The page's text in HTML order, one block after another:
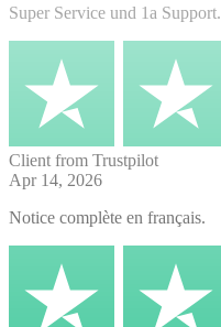
Super Service und 1a Support.
Client from Trustpilot
Apr 14, 2026
Notice complète en français.